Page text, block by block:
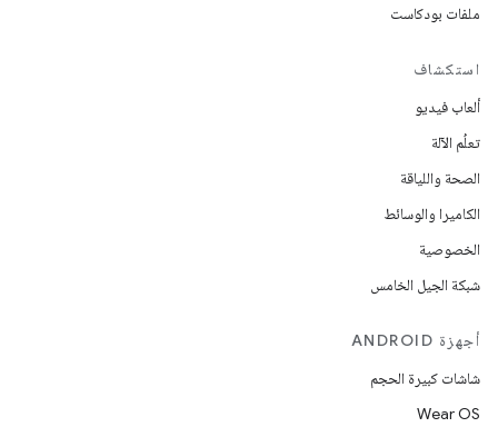
ملفات بودكاست
استكشاف
ألعاب فيديو
تعلُم الآلة
الصحة واللياقة
الكاميرا والوسائط
الخصوصية
شبكة الجيل الخامس
أجهزة ANDROID
شاشات كبيرة الحجم
Wear OS